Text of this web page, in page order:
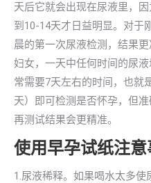
天后它就会出现在尿液里，
到10-14天才日益明显。对于
晨的第一次尿液检测，结果
妇女，一天中任何时间的尿
常需要7天左右的时间，也就
天）即可检测是否怀孕，但
再测试结果会更精准。
使用早孕试纸注意
1.尿液稀释。如果喝水太多